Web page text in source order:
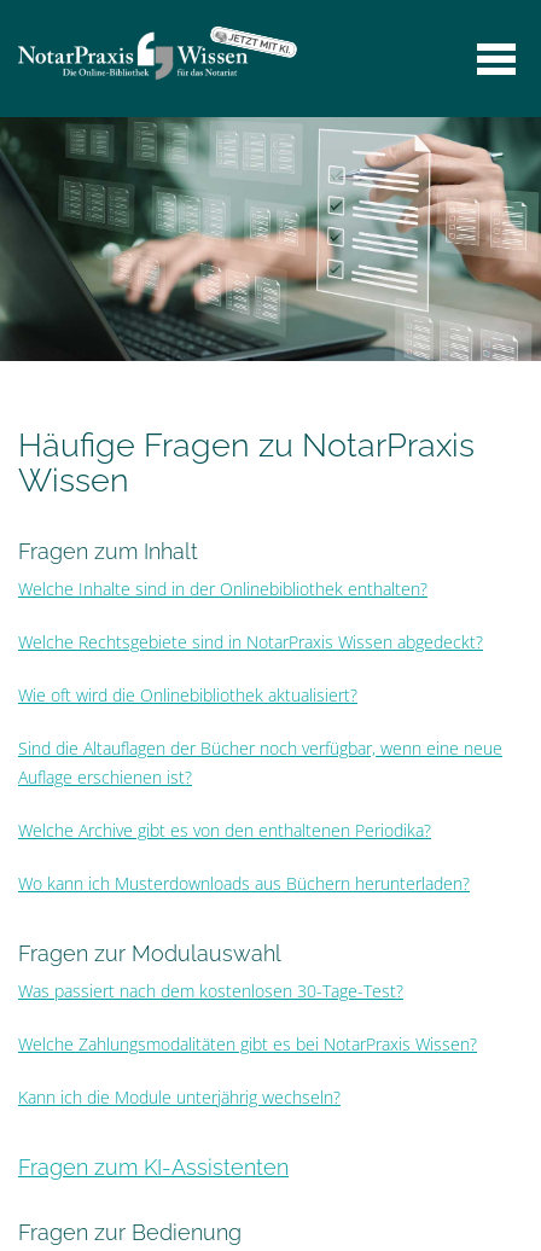
Häufige Fragen zu NotarPraxis
Wissen
Fragen zum Inhalt
Welche Inhalte sind in der Onlinebibliothek enthalten?
Welche Rechtsgebiete sind in NotarPraxis Wissen abgedeckt?
Wie oft wird die Onlinebibliothek aktualisiert?
Sind die Altauflagen der Bücher noch verfügbar, wenn eine neue
Auflage erschienen ist?
Welche Archive gibt es von den enthaltenen Periodika?
Wo kann ich Musterdownloads aus Büchern herunterladen?
Fragen zur Modulauswahl
Was passiert nach dem kostenlosen 30-Tage-Test?
Welche Zahlungsmodalitäten gibt es bei NotarPraxis Wissen?
Kann ich die Module unterjährig wechseln?
Fragen zum KI-Assistenten
Fragen zur Bedienung